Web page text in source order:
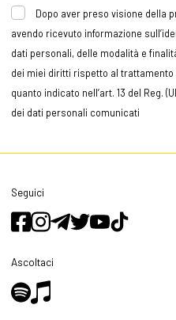
Dopo aver preso visione della
avendo ricevuto informazione
dati personali, delle modalità e
dei miei diritti rispetto al
quanto indicato nell’art. 13 del Reg.
dei dati personali comunicati
Seguici
Ascoltaci